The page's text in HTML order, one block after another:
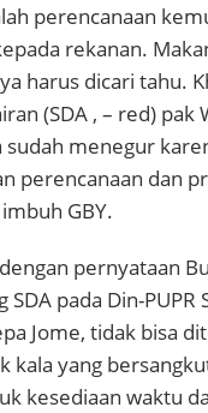
perencanaan
rekanan.
harus dicari tahu.
(SDA , – red) pak
sudah menegur
perencanaan dan
GBY.
pernyataan
SDA pada Din-PUPR
Jome, tidak bisa
kala yang
kesediaan waktu